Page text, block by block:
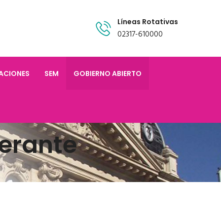
Líneas Rotativas
02317-610000
SEM GOBIERNO ABIERTO